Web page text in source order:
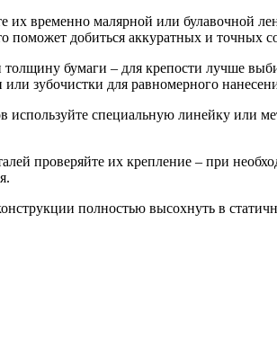
их временно малярной или булавочной
поможет добиться аккуратных и точных
бумаги – для крепости лучше
зубочистки для равномерного
специальную линейку или
проверяйте их крепление – при
полностью высохнуть в